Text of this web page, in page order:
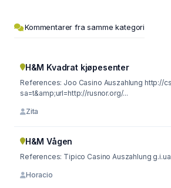
Kommentarer fra samme kategori
H&M Kvadrat kjøpesenter
References: Joo Casino Auszahlung http://cse.google.com.cy/url?
sa=t&amp;url=http://rusnor.org/...
Zita
H&M Vågen
References: Tipico Casino Auszahlung g.i.ua
Horacio